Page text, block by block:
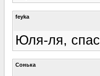
feyka
Юля-ля,
Сонька